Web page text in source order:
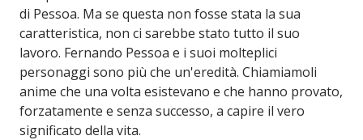
di Pessoa. Ma se questa non fosse stata la sua
caratteristica, non ci sarebbe stato tutto il suo
lavoro. Fernando Pessoa e i suoi molteplici
personaggi sono più che un'eredità. Chiamiamoli
anime che una volta esistevano e che hanno provato,
forzatamente e senza successo, a capire il vero
significato della vita.